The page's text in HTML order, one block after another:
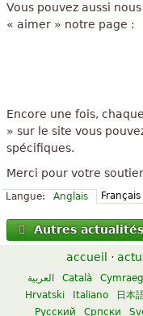
Vous pouvez aussi
« aimer » notre page :
Encore une fois,
» sur le site vous
spécifiques.
Merci pour votre
Langue: Anglais Français
Autres actualités
accueil ·
العربية Català Cymraeg
Hrvatski
Italiano 日本
Русский
Српски